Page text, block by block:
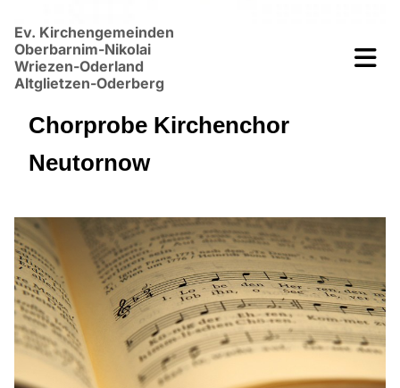
Ev. Kirchengemeinden
Oberbarnim-Nikolai
Wriezen-Oderland
Altglietzen-Oderberg
Chorprobe Kirchenchor
Neutornow